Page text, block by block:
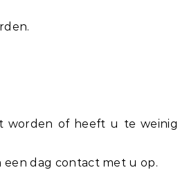
worden of heeft u te weinig
dag contact met u op.